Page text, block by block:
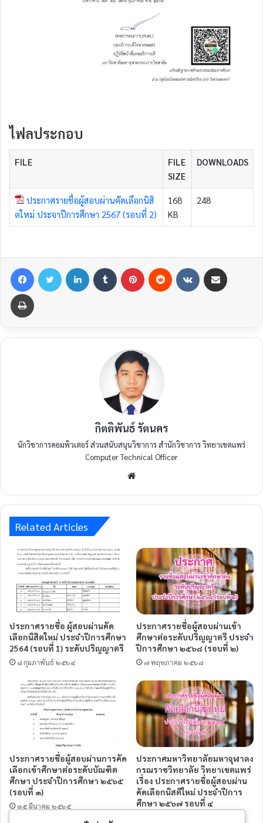
ไฟลประกอบ
FILE
FILE
SIZE
DOWNLOADS
ประกาศรายชื่อผู้สอบผ่านคัดเลือกนิสิ
ตใหม่ ประจาปีการศึกษา 2567 (รอบที่ 2)
168
KB
248
Facebook Twitter LinkedIn Tumblr Pinterest Reddit VKontakte
Print
กิตติพันธ์ รัตนคร
นักวิชาการคอมพิวเตอร์ ส่วนสนับสนุนวิชาการ สำนักวิชาการ วิทยาเขตแพร่
Computer Technical Officer
Website
Related Articles
ประกาศรายชื่อ ผู้สอบผ่านคัด
เลือกนิสิตใหม่ ประจำปีการศึกษา
2564 (รอบที่ 1) ระดับปริญญาตรี
๘ กุมภาพันธ์ ๒๕๖๔
ประกาศรายชื่อผู้สอบผ่านเข้า
ศึกษาต่อระดับปริญญาตรี ประจำ
ปีการศึกษา ๒๕๖๘ (รอบที่ ๒)
๗ พฤษภาคม ๒๕๖๘
ประกาศรายชื่อผู้สอบผ่านการคัด
เลือกเข้าศึกษาต่อระดับบัณฑิต
ศึกษา ประจำปีการศึกษา ๒๕๖๕
(รอบที่ ๑)
๑๕ มีนาคม ๒๕๖๕
ประกาศมหาวิทยาลัยมหาจุฬาลง
กรณราชวิทยาลัย วิทยาเขตแพร่
เรื่อง ประกาศรายชื่อผู้สอบผ่าน
คัดเลือกนิสติใหม่ ประจำปีการ
ศึกษา ๒๕๖๗ รอบที่ ๔